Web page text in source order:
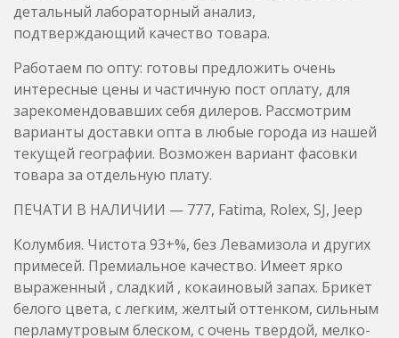
варианты доставки опта в любые города из нашей
текущей географии. Возможен вариант фасовки
товара за отдельную плату.
ПЕЧАТИ В НАЛИЧИИ — 777, Fatima, Rolex, SJ, Jeep
Колумбия. Чистота 93+%, без Левамизола и других
примесей. Премиальное качество. Имеет ярко
выраженный , сладкий , кокаиновый запах. Брикет
перламутровым блеском, с очень твердой, мелко-
дисперсной, хлопьевидной структурой пресса,
крошится хлопьями. По качеству и силе действия ,
похож на «777». Из эффектов — больше выражена
эйфория.
Колумбия. Чистота 90+%, без Левамизола и других